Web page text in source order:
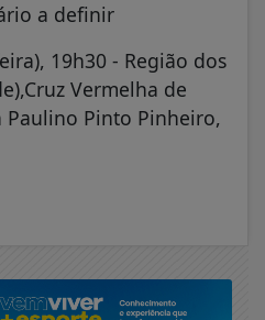
a definir
19h30 - Região dos
Vermelha de
Pinto Pinheiro,